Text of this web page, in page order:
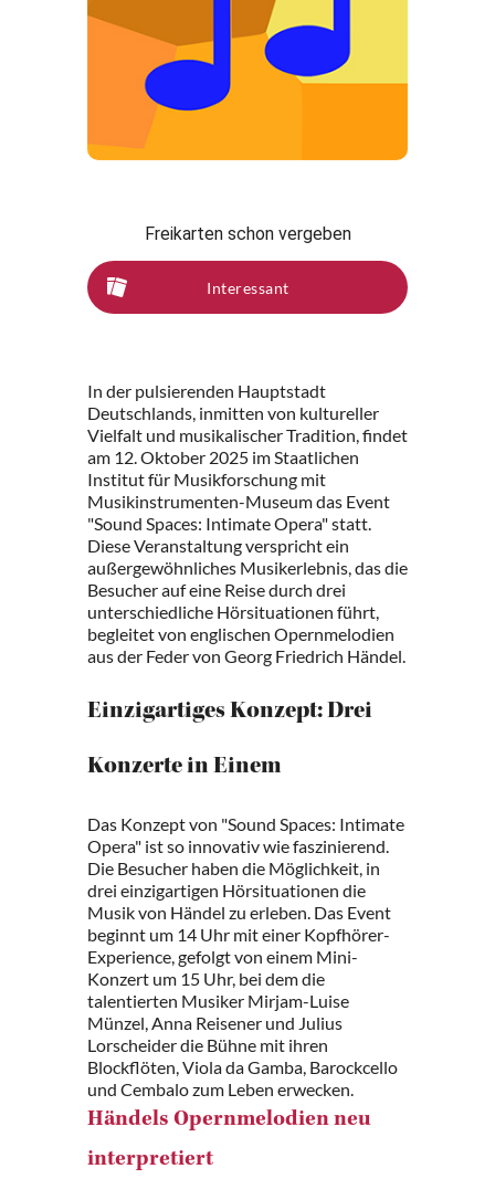
Freikarten schon vergeben
Interessant
In der pulsierenden Hauptstadt
Deutschlands, inmitten von kultureller
Vielfalt und musikalischer Tradition, findet
am 12. Oktober 2025 im Staatlichen
Institut für Musikforschung mit
Musikinstrumenten-Museum das Event
"Sound Spaces: Intimate Opera" statt.
Diese Veranstaltung verspricht ein
außergewöhnliches Musikerlebnis, das die
Besucher auf eine Reise durch drei
unterschiedliche Hörsituationen führt,
begleitet von englischen Opernmelodien
aus der Feder von Georg Friedrich Händel.
Einzigartiges Konzept: Drei
Konzerte in Einem
Das Konzept von "Sound Spaces: Intimate
Opera" ist so innovativ wie faszinierend.
Die Besucher haben die Möglichkeit, in
drei einzigartigen Hörsituationen die
Musik von Händel zu erleben. Das Event
beginnt um 14 Uhr mit einer Kopfhörer-
Experience, gefolgt von einem Mini-
Konzert um 15 Uhr, bei dem die
talentierten Musiker Mirjam-Luise
Münzel, Anna Reisener und Julius
Lorscheider die Bühne mit ihren
Blockflöten, Viola da Gamba, Barockcello
und Cembalo zum Leben erwecken.
Händels Opernmelodien neu
interpretiert